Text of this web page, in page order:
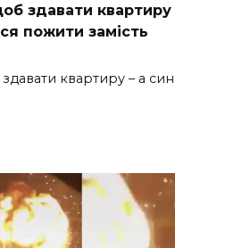
здавати квартиру
пожити замість
квартиру – а син